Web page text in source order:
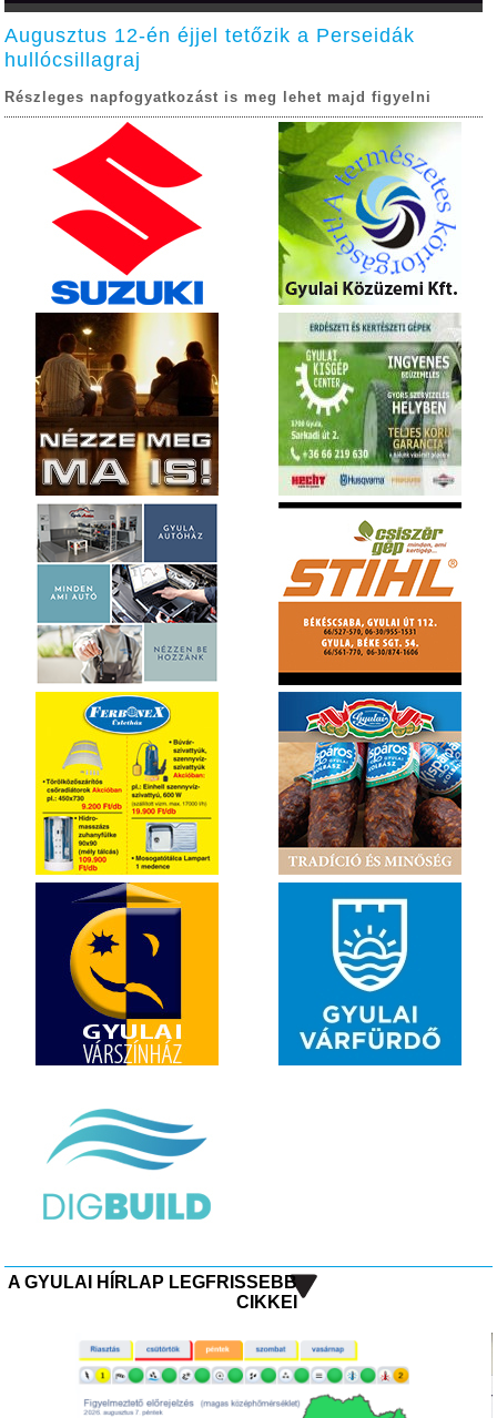
Augusztus 12-én éjjel tetőzik a Perseidák
hullócsillagraj
Részleges napfogyatkozást is meg lehet majd figyelni
A GYULAI HÍRLAP LEGFRISSEBB
CIKKEI